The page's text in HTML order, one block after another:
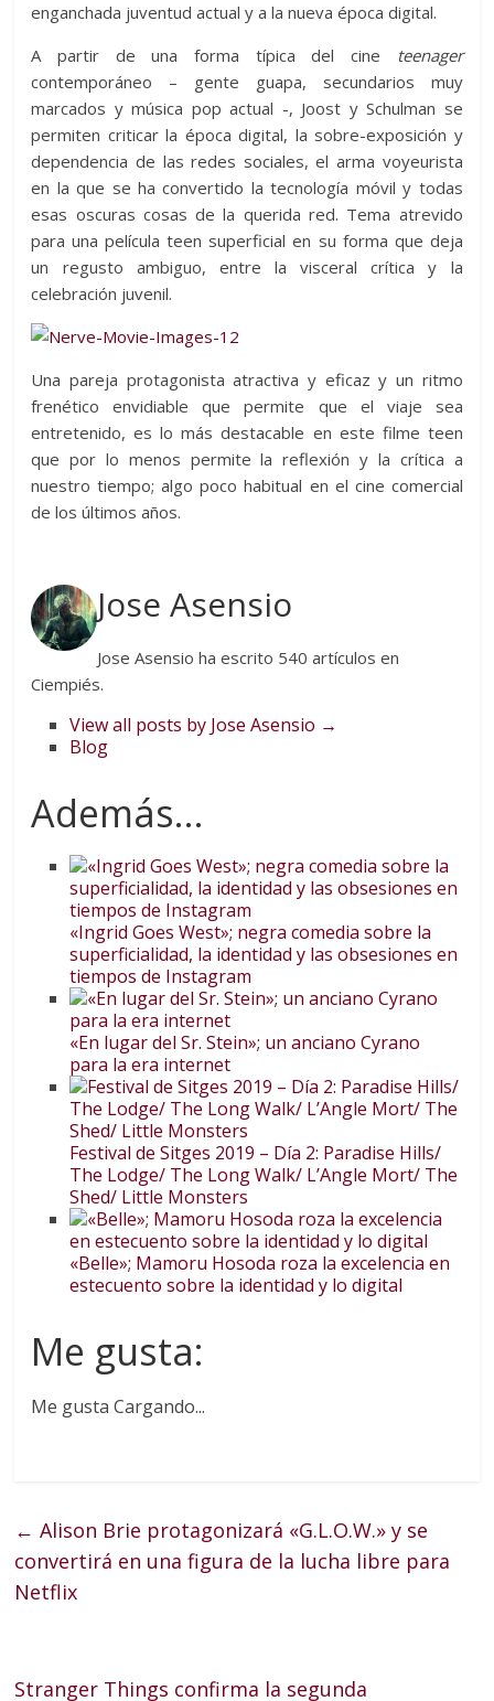
enganchada juventud actual y a la nueva época digital.
A partir de una forma típica del cine teenager
contemporáneo – gente guapa, secundarios muy
marcados y música pop actual -, Joost y Schulman se
permiten criticar la época digital, la sobre-exposición y
dependencia de las redes sociales, el arma voyeurista
en la que se ha convertido la tecnología móvil y todas
esas oscuras cosas de la querida red. Tema atrevido
para una película teen superficial en su forma que deja
un regusto ambiguo, entre la visceral crítica y la
celebración juvenil.
Una pareja protagonista atractiva y eficaz y un ritmo
frenético envidiable que permite que el viaje sea
entretenido, es lo más destacable en este filme teen
que por lo menos permite la reflexión y la crítica a
nuestro tiempo; algo poco habitual en el cine comercial
de los últimos años.
Jose Asensio
Jose Asensio ha escrito 540 artículos en
Ciempiés.
View all posts by Jose Asensio →
Blog
Además...
«Ingrid Goes West»; negra comedia sobre la
superficialidad, la identidad y las obsesiones en
tiempos de Instagram
«En lugar del Sr. Stein»; un anciano Cyrano
para la era internet
Festival de Sitges 2019 – Día 2: Paradise Hills/
The Lodge/ The Long Walk/ L’Angle Mort/ The
Shed/ Little Monsters
«Belle»; Mamoru Hosoda roza la excelencia en
estecuento sobre la identidad y lo digital
Me gusta:
Me gusta Cargando...
← Alison Brie protagonizará «G.L.O.W.» y se
convertirá en una figura de la lucha libre para
Netflix
Stranger Things confirma la segunda